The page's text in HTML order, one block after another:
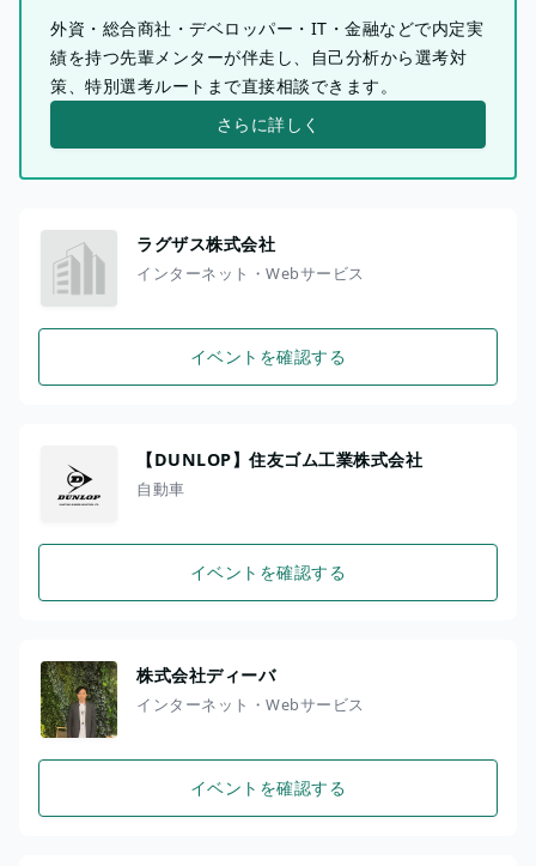
外資・総合商社・デベロッパー・IT・金融などで内定実
績を持つ先輩メンターが伴走し、自己分析から選考対
策、特別選考ルートまで直接相談できます。
さらに詳しく
ラグザス株式会社
インターネット・Webサービス
イベントを確認する
【DUNLOP】住友ゴム工業株式会社
自動車
イベントを確認する
株式会社ディーバ
インターネット・Webサービス
イベントを確認する